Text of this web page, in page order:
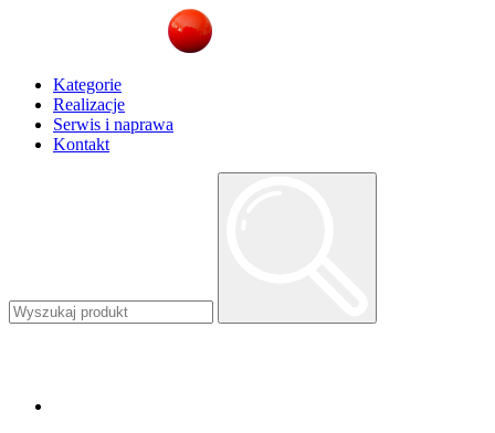
Kategorie
Realizacje
Serwis i naprawa
Kontakt